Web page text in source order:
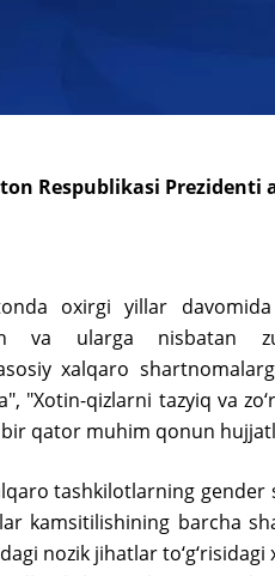
Respublikasi
oxirgi yillar
va ularga nisbatan
xalqaro
"Xotin-qizlarni tazyiq va
qator muhim qonun
tashkilotlarning gender
kamsitilishining barcha
nozik jihatlar